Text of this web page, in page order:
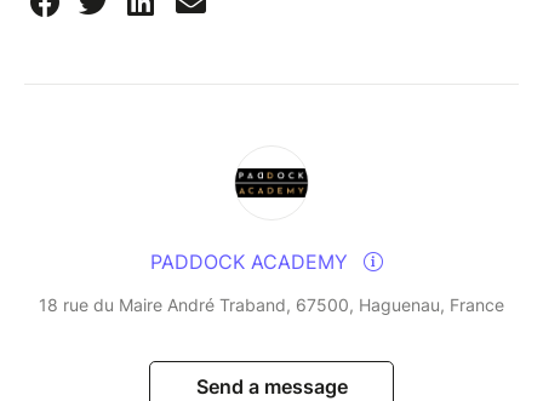
PADDOCK ACADEMY
18 rue du Maire André Traband, 67500, Haguenau, France
Send a message